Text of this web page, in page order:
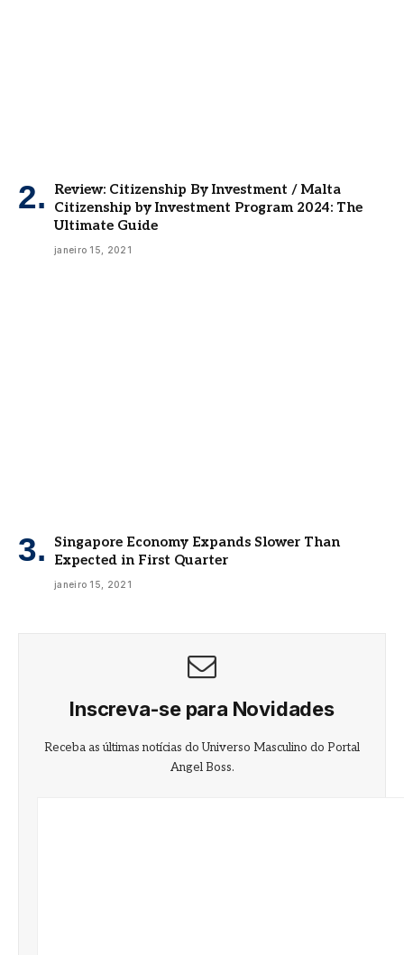
Review: Citizenship By Investment / Malta
Citizenship by Investment Program 2024: The
Ultimate Guide
janeiro 15, 2021
Singapore Economy Expands Slower Than
Expected in First Quarter
janeiro 15, 2021
Inscreva-se para Novidades
Receba as últimas notícias do Universo Masculino do Portal
Angel Boss.